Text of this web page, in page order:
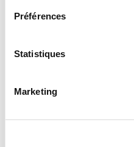
Préférences
Statistiques
Marketing
4 ANS DE GARANTIE SUR
PAS DE STRESS, DES